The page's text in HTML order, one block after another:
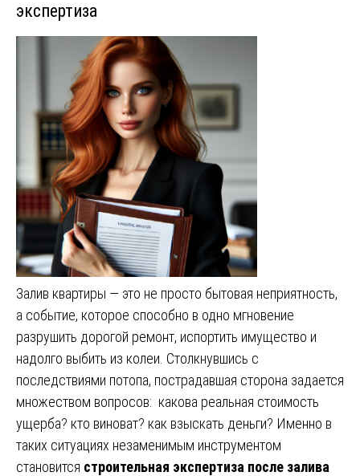
экспертиза
Залив квартиры — это не просто бытовая неприятность,
а событие, которое способно в одно мгновение
разрушить дорогой ремонт, испортить имущество и
надолго выбить из колеи. Столкнувшись с
последствиями потопа, пострадавшая сторона задается
множеством вопросов: какова реальная стоимость
ущерба? кто виноват? как взыскать деньги? Именно в
таких ситуациях незаменимым инструментом
становится строительная экспертиза после залива